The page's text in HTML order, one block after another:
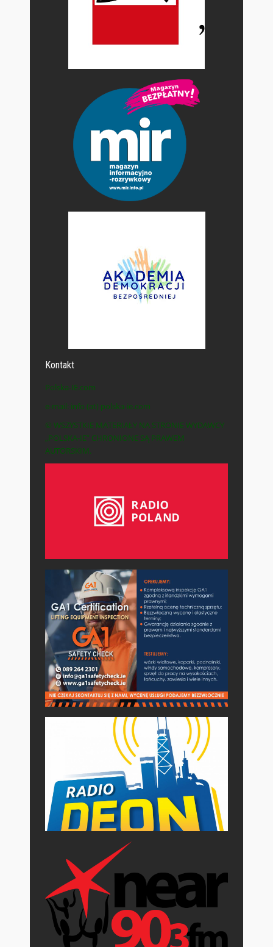
Kontakt
Polska-IE.com
e-mail: info (at) polska-ie.com
© WSZYSTKIE MATERIAŁY NA STRONIE WYDAWCY
„POLSKA-IE” CHRONIONE SĄ PRAWEM
AUTORSKIM.